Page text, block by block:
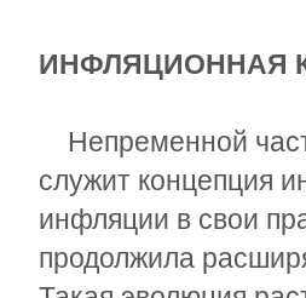
ИНФЛЯЦИОННАЯ
Непременной
служит концепция
инфляции в свои
продолжила